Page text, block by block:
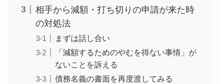
相手から減額・打ち切りの申請が来た時
の対処法
まずは話し合い
「減額するためのやむを得ない事情」が
ないことを訴える
債務名義の書面を再度渡してみる